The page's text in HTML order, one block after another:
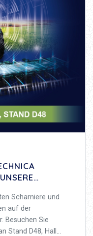
Scharniere und
auf der
Besuchen Sie
Stand D48, Halle